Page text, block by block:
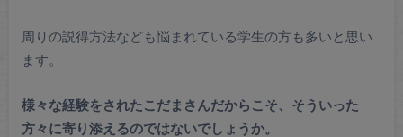
周りの説得方法なども悩まれている学生の方も多いと思い
ます。
様々な経験をされたこだまさんだからこそ、そういった
方々に寄り添えるのではないでしょうか。